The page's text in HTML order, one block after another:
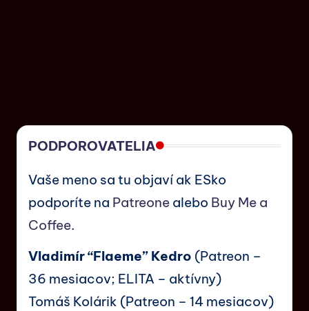
PODPOROVATELIA
Vaše meno sa tu objaví ak ESko
podporíte na Patreone alebo Buy Me a
Coffee.
Vladimír “Flaeme” Kedro (Patreon –
36 mesiacov; ELITA – aktívny)
Tomáš Kolárik (Patreon – 14 mesiacov)